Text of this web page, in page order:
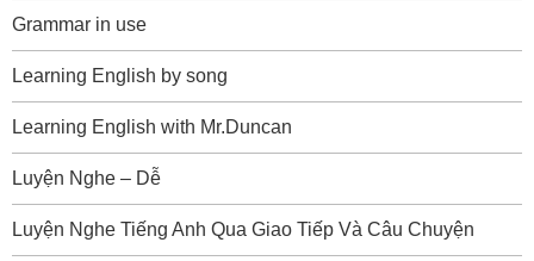
Grammar in use
Learning English by song
Learning English with Mr.Duncan
Luyện Nghe – Dễ
Luyện Nghe Tiếng Anh Qua Giao Tiếp Và Câu Chuyện